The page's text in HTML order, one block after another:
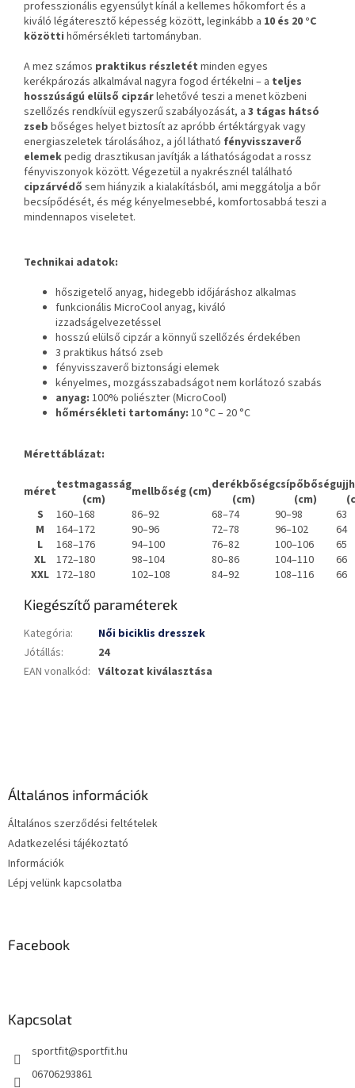
professzionális egyensúlyt kínál a kellemes hőkomfort és a
kiváló légáteresztő képesség között, leginkább a 10 és 20 °C
közötti hőmérsékleti tartományban.
A mez számos praktikus részletét minden egyes
kerékpározás alkalmával nagyra fogod értékelni – a teljes
hosszúságú elülső cipzárlehetővé teszi a menet közbeni
szellőzés rendkívül egyszerű szabályozását, a 3 tágas hátsó
zseb bőséges helyet biztosít az apróbb értéktárgyak vagy
energiaszeletek tárolásához, a jól látható fényvisszaverő
elemekpedig drasztikusan javítják a láthatóságodat a rossz
fényviszonyok között. Végezetül a nyakrésznél található
cipzárvédő sem hiányzik a kialakításból, ami meggátolja a bőr
becsípődését, és még kényelmesebbé, komfortosabbá teszi a
mindennapos viseletet.
Technikai adatok:
hőszigetelő anyag, hidegebb időjáráshoz alkalmas
funkcionális MicroCool anyag, kiváló
izzadságelvezetéssel
hosszú elülső cipzár a könnyű szellőzés érdekében
3 praktikus hátsó zseb
fényvisszaverő biztonsági elemek
kényelmes, mozgásszabadságot nem korlátozó szabás
anyag: 100% poliészter (MicroCool)
hőmérsékleti tartomány: 10 °C – 20 °C
Mérettáblázat:
mérettestmagasság
(cm)
mellbőség (cm)derékbőség
(cm)
csípőbőség
(cm)
S
160–168 86–92 68–74 90–98
63
M
164–172 90–96 72–78 96–102
64
L
168–176 94–100 76–82 100–106
65
XL
172–180 98–104 80–86 104–110
66
XXL 172–180 102–108 84–92 108–116 66
Kiegészítő paraméterek
Kategória:
Női biciklis dresszek
Jótállás:
24
EAN vonalkód: Változat kiválasztása
Általános információk
Általános szerződési feltételek
Adatkezelési tájékoztató
Információk
Lépj velünk kapcsolatba
Facebook
Kapcsolat
sportfit@sportfit.hu
06706293861